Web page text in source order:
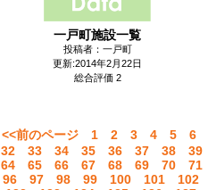
一戸町施設一覧
投稿者：一戸町
更新:2014年2月22日
総合評価 2
<<前のページ 1 2 3 4 5 6
32
33 34 35 36 37 38 39
64
65 66 67 68 69 70 71
96
97 98 99 100 101 102